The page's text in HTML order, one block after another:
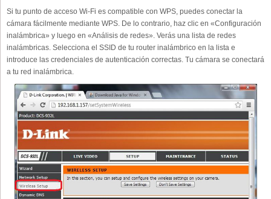
Si tu punto de acceso Wi-Fi es compatible con WPS, puedes conectar la
cámara fácilmente mediante WPS. De lo contrario, haz clic en «Configuración
inalámbrica» y luego en «Análisis de redes». Verás una lista de redes
inalámbricas. Selecciona el SSID de tu router inalámbrico en la lista e
introduce las credenciales de autenticación correctas. Tu cámara se conectará
a tu red inalámbrica.